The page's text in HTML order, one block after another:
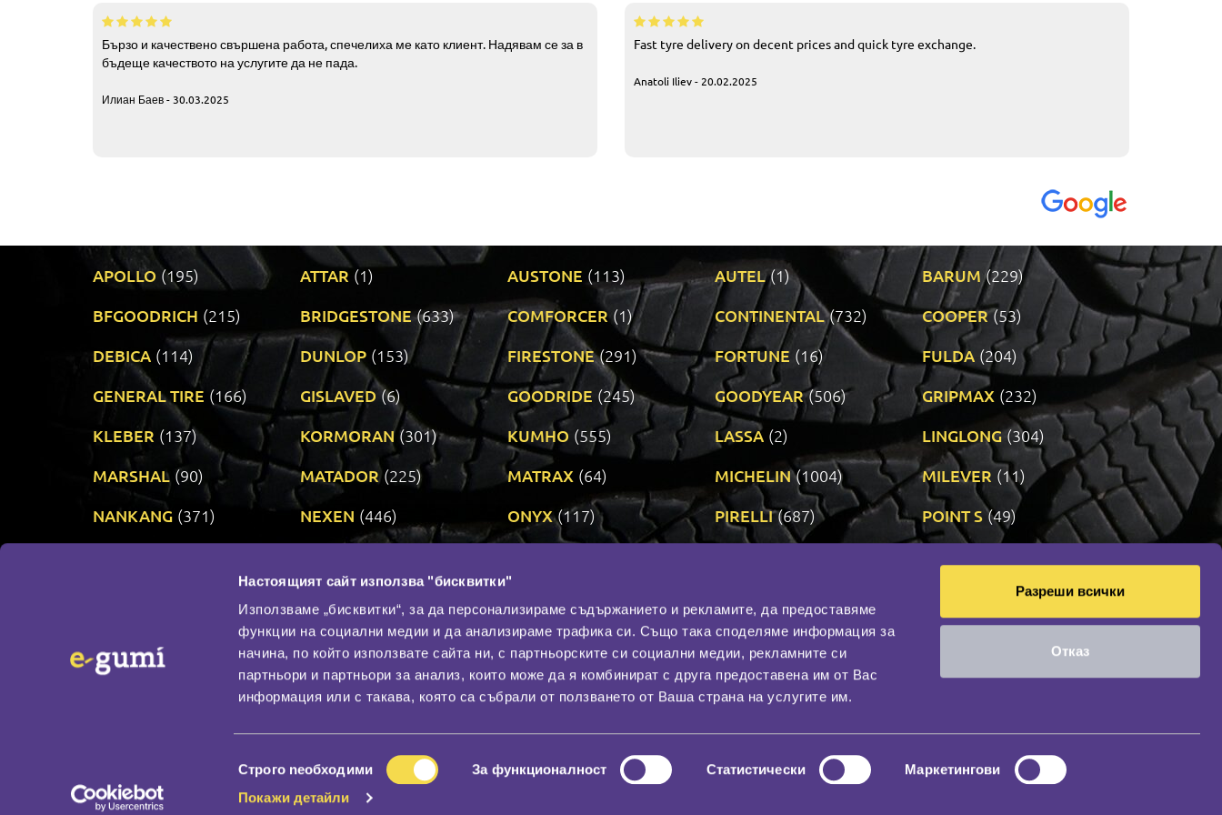
Настоящият сайт използва "бисквитки"
Използваме „бисквитки“, за да персонализираме съдържанието и рекламите, да предоставяме
функции на социални медии и да анализираме трафика си. Също така споделяме информация за
начина, по който използвате сайта ни, с партньорските си социални медии, рекламните си
партньори и партньори за анализ, които може да я комбинират с друга предоставена им от Вас
информация или с такава, която са събрали от ползването от Ваша страна на услугите им.
на
съгласие
Строго nеобходими За функционалност Статистически
Маркетингови
Покажи детайли
Разреши всички
Отказ
Бързо и качествено свършена работа, спечелиха ме като клиент. Надявам се за в
бъдеще качеството на услугите да не пада.
Илиан Баев - 30.03.2025
Fast tyre delivery on decent prices and quick tyre exchange.
Anatoli Iliev - 20.02.2025
APOLLO (195) ATTAR (1) AUSTONE (113) AUTEL (1) BARUM (229)
BFGOODRICH (215) BRIDGESTONE (633) COMFORCER (1) CONTINENTAL (732) COOPER (53)
DEBICA (114) DUNLOP (153) FIRESTONE (291) FORTUNE (16) FULDA (204)
GENERAL TIRE (166) GISLAVED (6) GOODRIDE (245) GOODYEAR (506) GRIPMAX (232)
KLEBER (137) KORMORAN (301) KUMHO (555) LASSA (2) LINGLONG (304)
MARSHAL (90) MATADOR (225) MATRAX (64) MICHELIN (1004) MILEVER (11)
NANKANG (371) NEXEN (446) ONYX (117) PIRELLI (687) POINT S (49)
VREDESTEIN (467)
По бранд
Промотирани гуми
Доставка и плащане
Политика за поверителност
Контакти
За нас
Гаранция
Социална мрежа
НАШИЯТ БЛОГ